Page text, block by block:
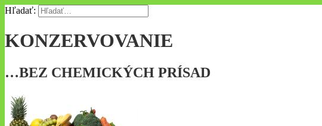
Hľadať:
KONZERVOVANIE
…BEZ CHEMICKÝCH PRÍSAD